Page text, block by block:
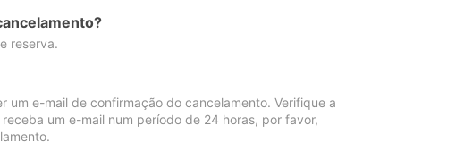
reserva.
um e-mail de confirmação do cancelamento. Verifique a
um e-mail num período de 24 horas, por favor,